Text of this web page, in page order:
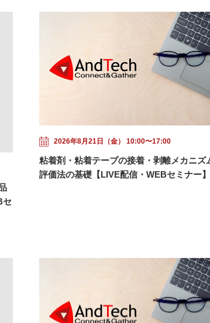
セ
2026年8月21日（金） 10:00〜17:00
粘着剤・粘着テープの接着・剥離メカニズ
評価法の基礎【LIVE配信・WEBセミナー】